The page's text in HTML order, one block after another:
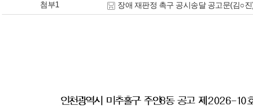
첨부1 장애 재판정 촉구 공시송달 공고문(김○